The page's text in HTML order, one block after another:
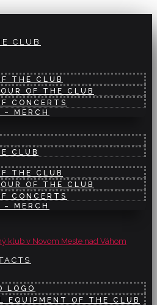
CLUB
THE CLUB
OF THE CLUB
CONCERTS
– MERCH
CLUB
THE CLUB
OF THE CLUB
CONCERTS
– MERCH
LOGO
EQUIPMENT OF THE CLUB